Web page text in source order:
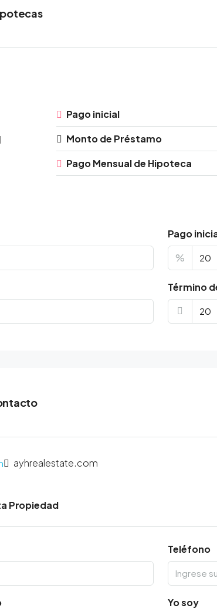
Pago inicial
Monto de Préstamo
Pago Mensual de Hipoteca
Pago
%
Término
ayhrealestate.com
Propiedad
Teléfono
Yo soy